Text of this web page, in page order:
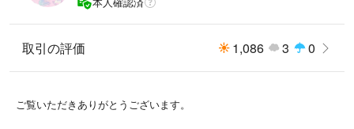
取引の評価 1,086 3 0
ご覧いただきありがとうございます。